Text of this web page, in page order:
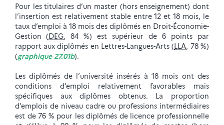
Pour les titulaires d’un master (hors enseignement) dont
l’insertion est relativement stable entre 12 et 18 mois, le
taux d’emploi à 18 mois des diplômés en Droit-Économie-
Gestion (DEG, 84 %) est supérieur de 6 points par
rapport aux diplômés en Lettres-Langues-Arts (LLA, 78 %)
(graphique 27.01b).
Les diplômés de l’université insérés à 18 mois ont des
conditions d’emploi relativement favorables mais
spécifiques aux diplômes obtenus. La proportion
d’emplois de niveau cadre ou professions intermédiaires
est de 76 % pour les diplômés de licence professionnelle